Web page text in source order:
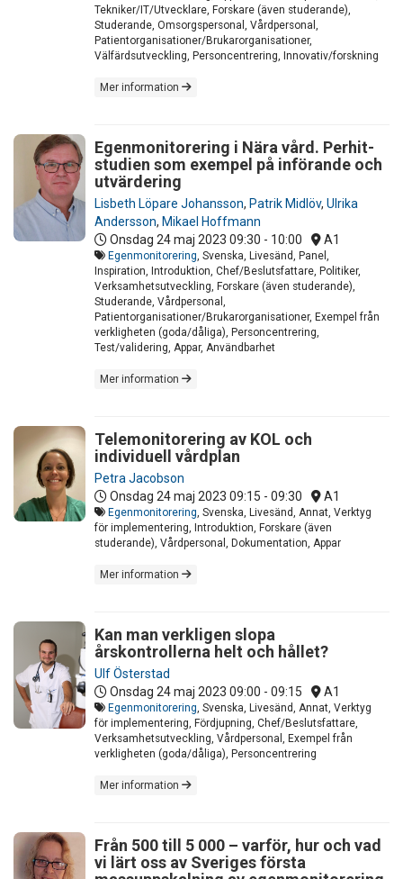
Tekniker/IT/Utvecklare, Forskare (även studerande),
Studerande, Omsorgspersonal, Vårdpersonal,
Patientorganisationer/Brukarorganisationer,
Välfärdsutveckling, Personcentrering, Innovativ/forskning
Mer information
Egenmonitorering i Nära vård. Perhit-
studien som exempel på införande och
utvärdering
Lisbeth Löpare Johansson, Patrik Midlöv, Ulrika
Andersson, Mikael Hoffmann
Onsdag 24 maj 2023 09:30 - 10:00 A1
Egenmonitorering , Svenska, Livesänd, Panel,
Inspiration, Introduktion, Chef/Beslutsfattare, Politiker,
Verksamhetsutveckling, Forskare (även studerande),
Studerande, Vårdpersonal,
Patientorganisationer/Brukarorganisationer, Exempel från
verkligheten (goda/dåliga), Personcentrering,
Test/validering, Appar, Användbarhet
Mer information
Telemonitorering av KOL och
individuell vårdplan
Petra Jacobson
Onsdag 24 maj 2023 09:15 - 09:30 A1
Egenmonitorering , Svenska, Livesänd, Annat, Verktyg
för implementering, Introduktion, Forskare (även
studerande), Vårdpersonal, Dokumentation, Appar
Mer information
Kan man verkligen slopa
årskontrollerna helt och hållet?
Ulf Österstad
Onsdag 24 maj 2023 09:00 - 09:15 A1
Egenmonitorering , Svenska, Livesänd, Annat, Verktyg
för implementering, Fördjupning, Chef/Beslutsfattare,
Verksamhetsutveckling, Vårdpersonal, Exempel från
verkligheten (goda/dåliga), Personcentrering
Mer information
Från 500 till 5 000 – varför, hur och vad
vi lärt oss av Sveriges första